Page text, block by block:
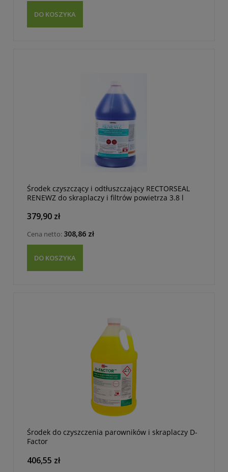
DO KOSZYKA
Środek czyszczący i odtłuszczający RECTORSEAL
RENEWZ do skraplaczy i filtrów powietrza 3.8 l
379,90 zł
Cena netto: 308,86 zł
DO KOSZYKA
Środek do czyszczenia parowników i skraplaczy D-
Factor
406,55 zł